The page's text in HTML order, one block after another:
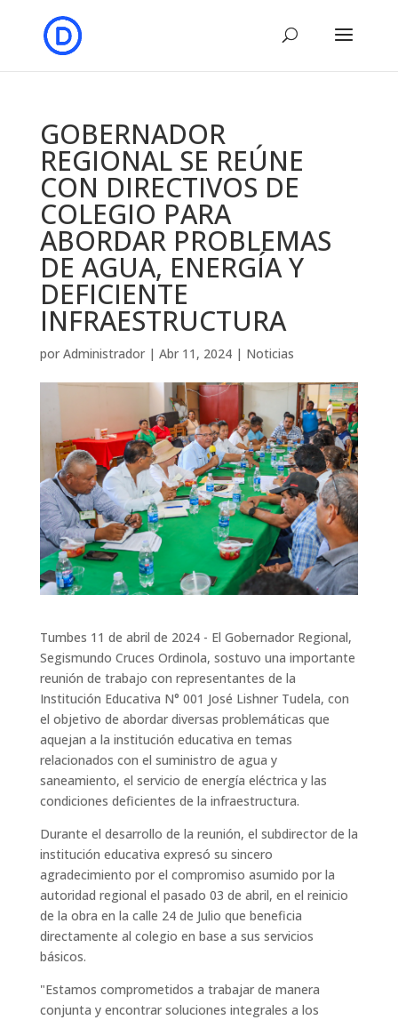
GOBERNADOR
REGIONAL SE REÚNE
CON DIRECTIVOS DE
COLEGIO PARA
ABORDAR PROBLEMAS
DE AGUA, ENERGÍA Y
DEFICIENTE
INFRAESTRUCTURA
por Administrador| Abr 11, 2024| Noticias
Tumbes 11 de abril de 2024 - El Gobernador Regional,
Segismundo Cruces Ordinola, sostuvo una importante
reunión de trabajo con representantes de la
Institución Educativa N° 001 José Lishner Tudela, con
el objetivo de abordar diversas problemáticas que
aquejan a la institución educativa en temas
relacionados con el suministro de agua y
saneamiento, el servicio de energía eléctrica y las
condiciones deficientes de la infraestructura.
Durante el desarrollo de la reunión, el subdirector de la
institución educativa expresó su sincero
agradecimiento por el compromiso asumido por la
autoridad regional el pasado 03 de abril, en el reinicio
de la obra en la calle 24 de Julio que beneficia
directamente al colegio en base a sus servicios
básicos.
"Estamos comprometidos a trabajar de manera
conjunta y encontrar soluciones integrales a los